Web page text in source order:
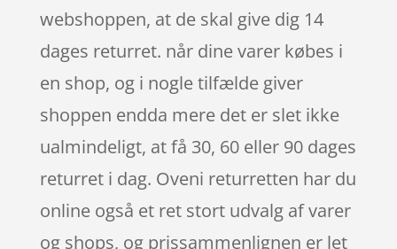
webshoppen, at de skal give dig 14
dages returret. når dine varer købes i
en shop, og i nogle tilfælde giver
shoppen endda mere det er slet ikke
ualmindeligt, at få 30, 60 eller 90 dages
returret i dag. Oveni returretten har du
online også et ret stort udvalg af varer
og shops, og prissammenlignen er let